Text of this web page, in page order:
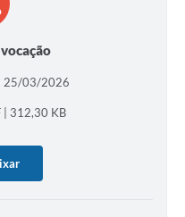
25/03/2026
| 312,30 KB